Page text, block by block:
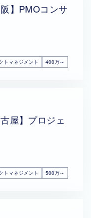
】PMOコンサ
トマネジメント 400万～
屋】プロジェ
トマネジメント 500万～